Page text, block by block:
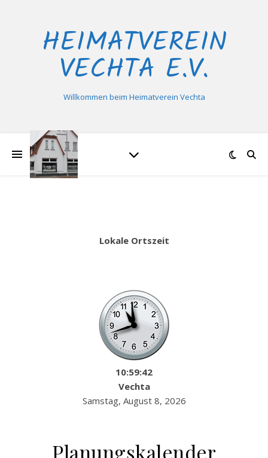
HEIMATVEREIN
VECHTA E.V.
Willkommen beim Heimatverein Vechta
Lokale Ortszeit
10:59:42
Vechta
Samstag, August 8, 2026
Planungskalender